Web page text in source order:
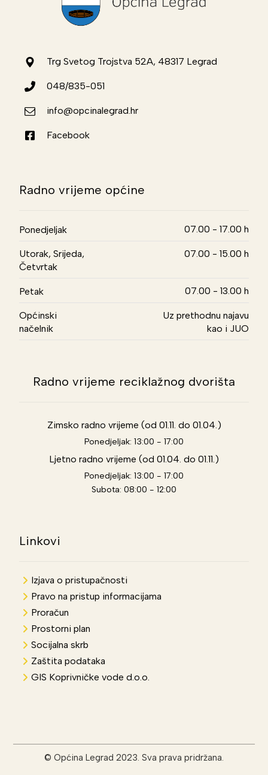
Trg Svetog Trojstva 52A, 48317 Legrad
048/835-051
info@opcinalegrad.hr
Facebook
Radno vrijeme općine
Ponedjeljak 07.00 - 17.00 h
Utorak, Srijeda,
Četvrtak
07.00 - 15.00 h
Petak 07.00 - 13.00 h
Općinski
načelnik
Uz prethodnu najavu
kao i JUO
Radno vrijeme reciklažnog dvorišta
Zimsko radno vrijeme (od 01.11. do 01.04.)
Ponedjeljak: 13:00 - 17:00
Ljetno radno vrijeme (od 01.04. do 01.11.)
Ponedjeljak: 13:00 - 17:00
Subota: 08:00 - 12:00
Linkovi
Izjava o pristupačnosti
Pravo na pristup informacijama
Proračun
Prostorni plan
Socijalna skrb
Zaštita podataka
GIS Koprivničke vode d.o.o.
© Općina Legrad 2023. Sva prava pridržana.